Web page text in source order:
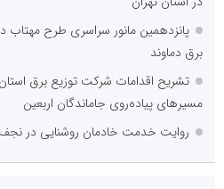
پانزدهمین مانور سراسری طرح مهتاب
برق دماوند
تشریح اقدامات شرکت توزیع برق
مسیرهای پیاده‌روی جاماندگان اربعین
روایت خدمت خادمان روشنایی در نجف